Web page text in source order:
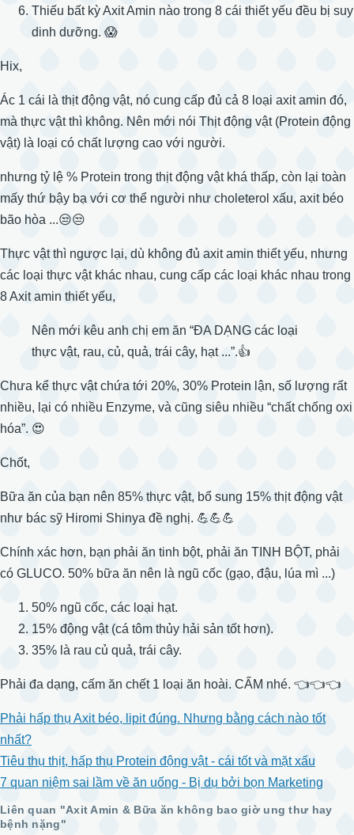
Thiếu bất kỳ Axit Amin nào trong 8 cái thiết yếu đều bị suy
dinh dưỡng. 😱
Hix,
Ác 1 cái là thịt động vật, nó cung cấp đủ cả 8 loại axit amin đó,
mà thực vật thì không. Nên mới nói Thịt động vật (Protein động
vật) là loại có chất lượng cao với người.
nhưng tỷ lệ % Protein trong thịt động vật khá thấp, còn lại toàn
mấy thứ bậy bạ với cơ thể người như choleterol xấu, axit béo
bão hòa ...😒😒
Thực vật thì ngược lại, dù không đủ axit amin thiết yếu, nhưng
các loại thực vật khác nhau, cung cấp các loại khác nhau trong
8 Axit amin thiết yếu,
Nên mới kêu anh chị em ăn “ĐA DẠNG các loại
thực vật, rau, củ, quả, trái cây, hạt ...”.👍
Chưa kể thực vật chứa tới 20%, 30% Protein lận, số lượng rất
nhiều, lại có nhiều Enzyme, và cũng siêu nhiều “chất chống oxi
hóa”. 😍
Chốt,
Bữa ăn của bạn nên 85% thực vật, bổ sung 15% thịt động vật
như bác sỹ Hiromi Shinya đề nghị. 💪💪💪
Chính xác hơn, bạn phải ăn tinh bột, phải ăn TINH BỘT, phải
có GLUCO. 50% bữa ăn nên là ngũ cốc (gạo, đậu, lúa mì ...)
50% ngũ cốc, các loại hạt.
15% động vật (cá tôm thủy hải sản tốt hơn).
35% là rau củ quả, trái cây.
Phải đa dạng, cấm ăn chết 1 loại ăn hoài. CẤM nhé. 👈👈👈
Phải hấp thụ Axit béo, lipit đúng. Nhưng bằng cách nào tốt
nhất?
Tiêu thụ thịt, hấp thụ Protein động vật - cái tốt và mặt xấu
7 quan niệm sai lầm về ăn uống - Bị dụ bởi bọn Marketing
Liên quan "Axit Amin & Bữa ăn không bao giờ ung thư hay
bệnh nặng"